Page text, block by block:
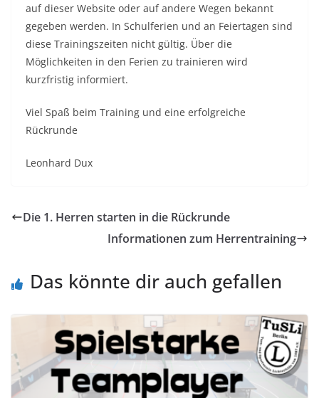
auf dieser Website oder auf andere Wegen bekannt
gegeben werden. In Schulferien und an Feiertagen sind
diese Trainingszeiten nicht gültig. Über die
Möglichkeiten in den Ferien zu trainieren wird
kurzfristig informiert.
Viel Spaß beim Training und eine erfolgreiche
Rückrunde
Leonhard Dux
Die 1. Herren starten in die Rückrunde
Informationen zum Herrentraining
Das könnte dir auch gefallen